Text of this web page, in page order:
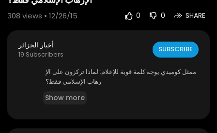
308 views • 12/26/15 0 0 SHARE
أخبار الجزائر
19 Subscribers
SUBSCRIBE
ممثل كوميدي يوجه كلمة قوية للإعلام: لماذا تركزون على الإ
رهاب الإسلامي فقط؟
Show more